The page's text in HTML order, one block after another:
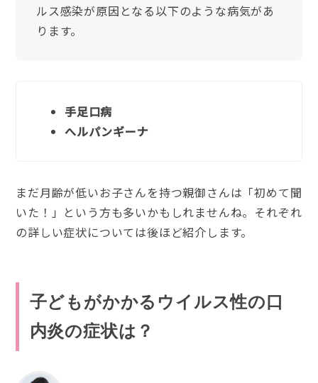
ルス感染が原因となる以下のような病気があ
ります。
手足口病
へルパンギーナ
まだ月齢が低いお子さんを持つ親御さんは「初めて聞
いた！」という方も多いかもしれませんね。それぞれ
の詳しい症状については後ほど紹介します。
子どもがかかるウイルス性の口
内炎の症状は？